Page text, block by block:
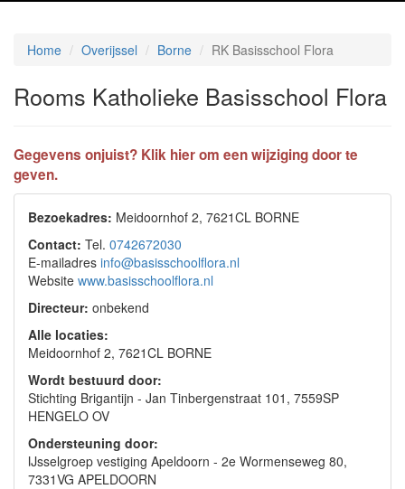
Home Overijssel Borne RK Basisschool Flora
Rooms Katholieke Basisschool Flora
Gegevens onjuist? Klik hier om een wijziging door te
geven.
Bezoekadres: Meidoornhof 2, 7621CL BORNE
Contact: Tel. 0742672030
E-mailadres info@basisschoolflora.nl
Website www.basisschoolflora.nl
Directeur: onbekend
Alle locaties:
Meidoornhof 2, 7621CL BORNE
Wordt bestuurd door:
Stichting Brigantijn - Jan Tinbergenstraat 101, 7559SP
HENGELO OV
Ondersteuning door:
IJsselgroep vestiging Apeldoorn - 2e Wormenseweg 80,
7331VG APELDOORN